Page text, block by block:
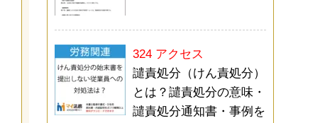
324 アクセス
譴責処分（けん責処分）
とは？譴責処分の意味・
譴責処分通知書・事例を